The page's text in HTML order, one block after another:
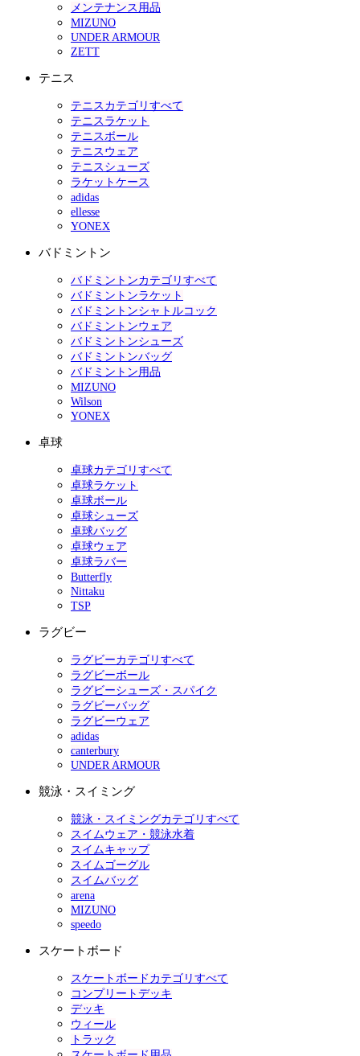
メンテナンス用品
MIZUNO
UNDER ARMOUR
ZETT
テニス
テニスカテゴリすべて
テニスラケット
テニスボール
テニスウェア
テニスシューズ
ラケットケース
adidas
ellesse
YONEX
バドミントン
バドミントンカテゴリすべて
バドミントンラケット
バドミントンシャトルコック
バドミントンウェア
バドミントンシューズ
バドミントンバッグ
バドミントン用品
MIZUNO
Wilson
YONEX
卓球
卓球カテゴリすべて
卓球ラケット
卓球ボール
卓球シューズ
卓球バッグ
卓球ウェア
卓球ラバー
Butterfly
Nittaku
TSP
ラグビー
ラグビーカテゴリすべて
ラグビーボール
ラグビーシューズ・スパイク
ラグビーバッグ
ラグビーウェア
adidas
canterbury
UNDER ARMOUR
競泳・スイミング
競泳・スイミングカテゴリすべて
スイムウェア・競泳水着
スイムキャップ
スイムゴーグル
スイムバッグ
arena
MIZUNO
speedo
スケートボード
スケートボードカテゴリすべて
コンプリートデッキ
デッキ
ウィール
トラック